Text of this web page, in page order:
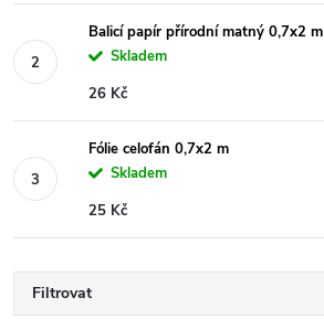
Balicí papír přírodní matný 0,7x2 m
Skladem
26 Kč
Fólie celofán 0,7x2 m
Skladem
25 Kč
Filtrovat